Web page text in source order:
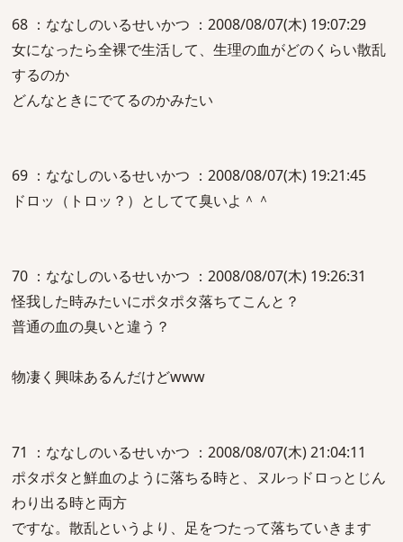
68 ：ななしのいるせいかつ ：2008/08/07(木) 19:07:29
女になったら全裸で生活して、生理の血がどのくらい散乱
するのか
どんなときにでてるのかみたい
69 ：ななしのいるせいかつ ：2008/08/07(木) 19:21:45
ドロッ（トロッ？）としてて臭いよ＾＾
70 ：ななしのいるせいかつ ：2008/08/07(木) 19:26:31
怪我した時みたいにポタポタ落ちてこんと？
普通の血の臭いと違う？
物凄く興味あるんだけどwww
71 ：ななしのいるせいかつ ：2008/08/07(木) 21:04:11
ポタポタと鮮血のように落ちる時と、ヌルっドロっとじん
わり出る時と両方
ですな。散乱というより、足をつたって落ちていきます